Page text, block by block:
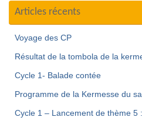
Articles récents
Voyage des CP
Résultat de la tombola de la
Cycle 1- Balade contée
Programme de la Kermesse du
Cycle 1 – Lancement de thème 5